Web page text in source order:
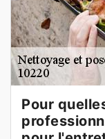
Pour